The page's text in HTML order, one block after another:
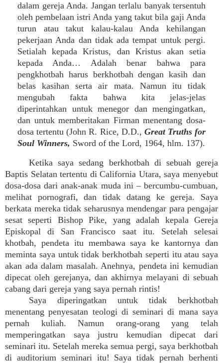
dalam gereja Anda. Jangan terlalu banyak tersentuh
oleh pembelaan istri Anda yang takut bila gaji Anda
turun atau takut kalau-kalau Anda kehilangan
pekerjaan Anda dan tidak ada tempat untuk pergi.
Setialah kepada Kristus, dan Kristus akan setia
kepada Anda… Adalah benar bahwa para
pengkhotbah harus berkhotbah dengan kasih dan
belas kasihan serta air mata. Namun itu tidak
mengubah fakta bahwa kita jelas-jelas
diperintahkan untuk menegor dan mengingatkan,
dan untuk memberitakan Firman menentang dosa-
dosa tertentu (John R. Rice, D.D., Great Truths for
Soul Winners, Sword of the Lord, 1964, hlm. 137).
Ketika saya sedang berkhotbah di sebuah gereja
Baptis Selatan tertentu di California Utara, saya menyebut
dosa-dosa dari anak-anak muda ini – bercumbu-cumbuan,
melihat pornografi, dan tidak datang ke gereja. Saya
berkata mereka tidak seharusnya mendengar para pengajar
sesat seperti Bishop Pike, yang adalah kepala Gereja
Episkopal di San Francisco saat itu. Setelah selesai
khotbah, pendeta itu membawa saya ke kantornya dan
meminta saya untuk tidak berkhotbah seperti itu atau saya
akan ada dalam masalah. Anehnya, pendeta ini kemudian
dipecat oleh gerejanya, dan akhirnya melayani di sebuah
cabang dari gereja yang saya pernah rintis!
Saya diperingatkan untuk tidak berkhotbah
menentang penyesatan teologi di seminari di mana saya
pernah kuliah. Namun orang-orang yang telah
memperingatkan saya justru kemudian dipecat dari
seminari itu. Setelah mereka semua pergi, saya berkhotbah
di auditorium seminari itu! Saya tidak pernah berhenti